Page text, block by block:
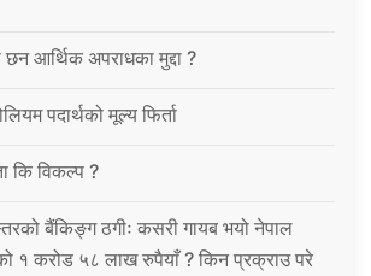
आर्थिक अपराधका मुद्दा ?
पदार्थको मूल्य फिर्ता
कि विकल्प ?
स्तरको बैंकिङ्ग ठगीः कसरी गायब भयो नेपाल
१ करोड ५८ लाख रुपैयाँ ? किन प्रक्राउ परे